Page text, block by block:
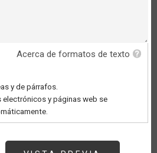
Acerca de formatos de texto
y de párrafos.
y páginas web se